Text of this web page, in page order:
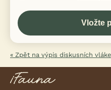
« Zpět na výpis diskusních